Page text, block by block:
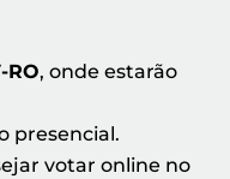
RO, onde estarão
presencial.
votar online no